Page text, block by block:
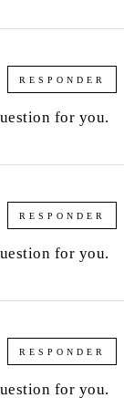
RESPONDER
for you.
RESPONDER
for you.
RESPONDER
for you.